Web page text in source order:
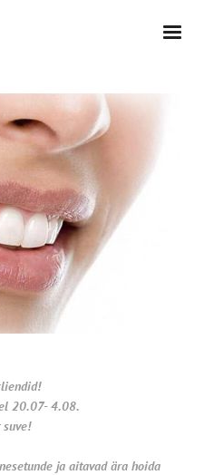
20.07- 4.08.
ja aitavad ära hoida